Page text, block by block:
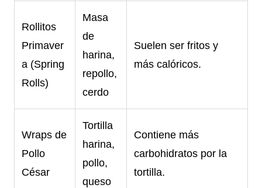
Rollitos
Primaver
a (Spring
Rolls)
Masa
de
harina,
repollo,
cerdo
Suelen ser fritos y
más calóricos.
Wraps de
Pollo
César
Tortilla
harina,
pollo,
queso
Contiene más
carbohidratos por la
tortilla.